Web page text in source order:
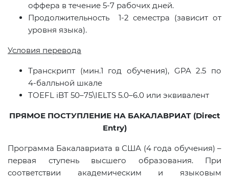
оффера в течение 5-7 рабочих дней.
Продолжительность 1-2 семестра (зависит от
уровня языка).
Условия перевода
Транскрипт (мин.1 год обучения), GPA 2.5 по
4‑балльной шкале
TOEFL iBT 50–75\IELTS 5.0–6.0 или эквивалент
ПРЯМОЕ ПОСТУПЛЕНИЕ НА БАКАЛАВРИАТ (Direct
Entry)
Программа Бакалавриата в США (4 года обучения) –
первая ступень высшего образования. При
соответствии академическим и языковым